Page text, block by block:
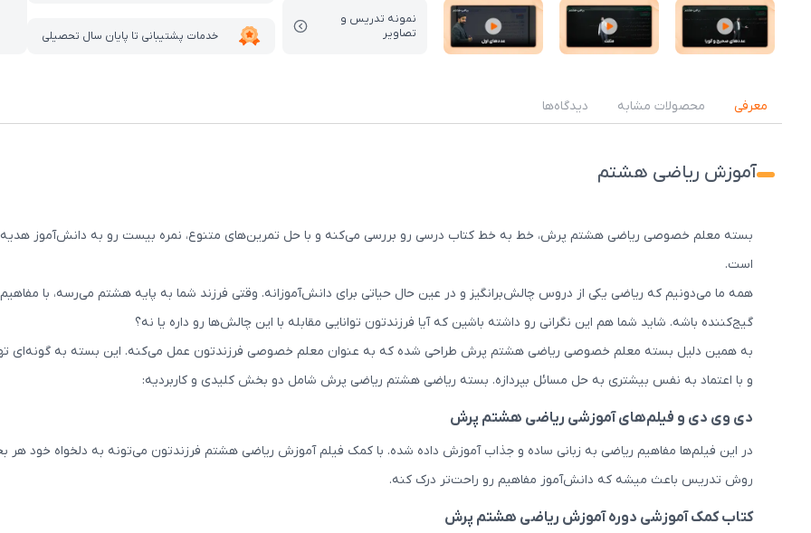
نمونه تدریس‌ و
تصاویر
خدمات پشتیبانی تا پایان سال تحصیلی
معرفی محصولات مشابه دیدگاه‌ها
آموزش ریاضی هشتم
است.
همه ما می‌دونیم که ریاضی یکی از دروس چالش‌برانگیز و در عین حال حیاتی برای دانش‌آموزانه. وقتی فرزند شما به پایه هشتم می‌رسه، با
گیج‌کننده باشه. شاید شما هم این نگرانی رو داشته باشین که آیا فرزندتون توانایی مقابله با این چالش‌ها رو داره یا نه؟
به همین دلیل بسته معلم خصوصی ریاضی هشتم پرش طراحی شده که به عنوان معلم خصوصی فرزندتون عمل می‌کنه. این بسته به گونه‌ای
و با اعتماد به نفس بیشتری به حل مسائل بپردازه. بسته ریاضی هشتم ریاضی پرش شامل دو بخش کلیدی و کاربردیه:
دی وی دی و فیلم‌های آموزشی ریاضی هشتم پرش
در این فیلم‌ها مفاهیم ریاضی به زبانی ساده و جذاب آموزش داده شده. با کمک فیلم آموزش ریاضی هشتم فرزندتون می‌تونه به دلخواه خود
روش تدریس باعث میشه که دانش‌آموز مفاهیم رو راحت‌تر درک کنه.
کتاب کمک آموزشی دوره آموزش ریاضی هشتم پرش